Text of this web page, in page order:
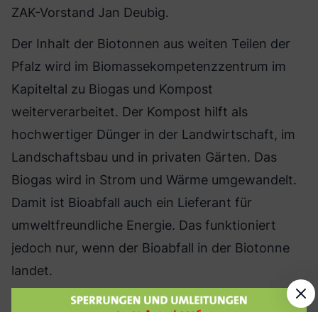
ZAK-Vorstand Jan Deubig.
Der Inhalt der Biotonnen aus weiten Teilen der
Pfalz wird im Biomassekompetenzzentrum im
Kapiteltal zu Biogas und Kompost
weiterverarbeitet. Der Kompost hilft als
hochwertiger Dünger in der Landwirtschaft, im
Landschaftsbau und in privaten Gärten. Das
Biogas wird in Strom und Wärme umgewandelt.
Damit ist Bioabfall auch ein Lieferant für
umweltfreundliche Energie. Das funktioniert
jedoch nur, wenn der Bioabfall in der Biotonne
landet.
Die ZAK möchte die Bioabfälle aus der